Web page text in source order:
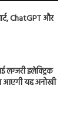
ChatGPT और
लग्जरी इलेक्ट्रिक
आएगी यह अनोखी